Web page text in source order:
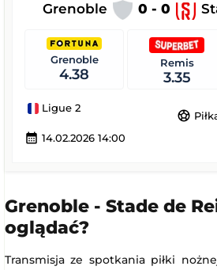
Grenoble 0 - 0
Grenoble
4.38
Remis
3.35
Ligue 2
sports_soccer
calendar_month 14.02.2026 14:00
Grenoble - Stade de
oglądać?
Transmisja ze spotkania piłki